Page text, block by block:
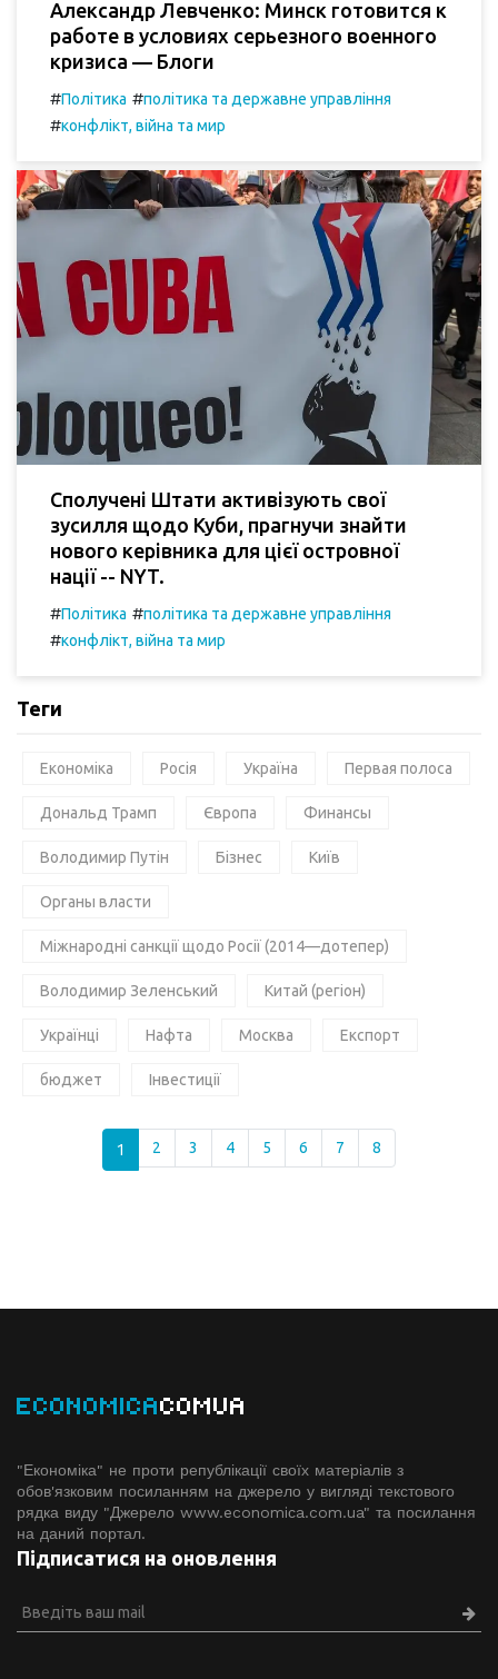
Александр Левченко: Минск готовится к
работе в условиях серьезного военного
кризиса — Блоги
#Політика #політика та державне управління
#конфлікт, війна та мир
Сполучені Штати активізують свої
зусилля щодо Куби, прагнучи знайти
нового керівника для цієї островної
нації -- NYT.
#Політика #політика та державне управління
#конфлікт, війна та мир
Теги
Економіка Росія Україна Первая полоса
Дональд Трамп Європа Финансы
Володимир Путін Бізнес Київ
Органы власти
Міжнародні санкції щодо Росії (2014—дотепер)
Володимир Зеленський Китай (регіон)
Українці Нафта Москва Експорт
бюджет Інвестиції
1 2 3 4 5 6 7 8
ECONOMICACOMUA
"Економіка" не проти републікації своїх матеріалів з
обов'язковим посиланням на джерело у вигляді текстового
рядка виду "Джерело www.economiсa.com.ua" та посилання
на даний портал.
Підписатися на оновлення